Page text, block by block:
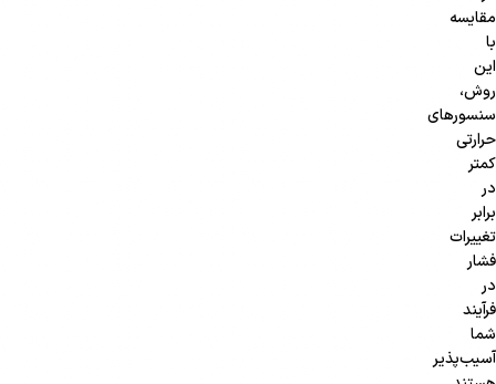
مقایسه
با
این
روش،
سنسورهای
حرارتی
کمتر
در
برابر
تغییرات
فشار
در
فرآیند
شما
آسیب‌پذیر